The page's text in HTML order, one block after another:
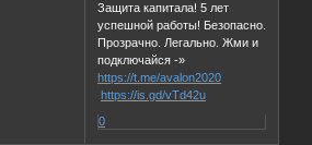
Защита капитала! 5 лет
успешной работы! Безопасно.
Прозрачно. Легально. Жми и
подключайся -»
https://t.me/avalon2020
https://is.gd/vTd42u
0